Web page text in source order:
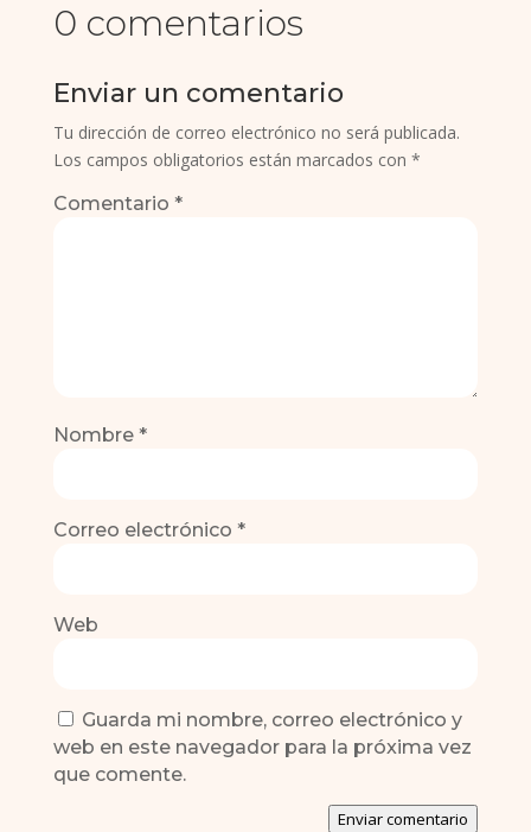
0 comentarios
Enviar un comentario
Tu dirección de correo electrónico no será publicada.
Los campos obligatorios están marcados con *
Comentario *
Nombre *
Correo electrónico *
Web
Guarda mi nombre, correo electrónico y
web en este navegador para la próxima vez
que comente.
Enviar comentario